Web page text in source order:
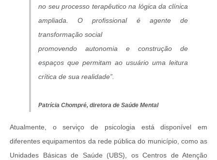
no seu processo terapêutico na lógica da clínica
ampliada. O profissional é agente de
transformação social
promovendo autonomia e construção de
espaços que permitam ao usuário uma leitura
crítica de sua realidade”.
Patrícia Chompré, diretora de Saúde Mental
Atualmente, o serviço de psicologia está disponível em
diferentes equipamentos da rede pública do município, como as
Unidades Básicas de Saúde (UBS), os Centros de Atenção